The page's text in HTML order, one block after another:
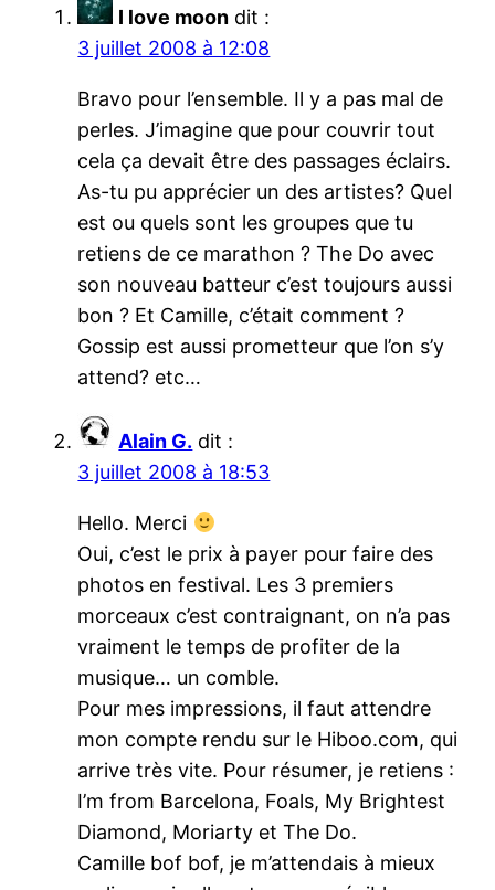
I love moon dit :
3 juillet 2008 à 12:08
Bravo pour l’ensemble. Il y a pas mal de
perles. J’imagine que pour couvrir tout
cela ça devait être des passages éclairs.
As-tu pu apprécier un des artistes? Quel
est ou quels sont les groupes que tu
retiens de ce marathon ? The Do avec
son nouveau batteur c’est toujours aussi
bon ? Et Camille, c’était comment ?
Gossip est aussi prometteur que l’on s’y
attend? etc…
Alain G. dit :
3 juillet 2008 à 18:53
Hello. Merci
Oui, c’est le prix à payer pour faire des
photos en festival. Les 3 premiers
morceaux c’est contraignant, on n’a pas
vraiment le temps de profiter de la
musique… un comble.
Pour mes impressions, il faut attendre
mon compte rendu sur le Hiboo.com, qui
arrive très vite. Pour résumer, je retiens :
I’m from Barcelona, Foals, My Brightest
Diamond, Moriarty et The Do.
Camille bof bof, je m’attendais à mieux